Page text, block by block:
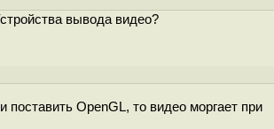
вывода видео?
OpenGL, то видео моргает при